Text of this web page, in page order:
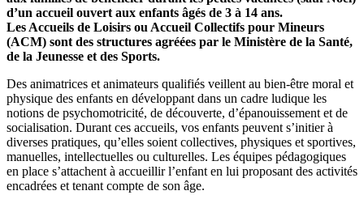
d’un accueil ouvert aux enfants âgés de 3 à 14 ans.
Les Accueils de Loisirs ou Accueil Collectifs pour Mineurs
(ACM) sont des structures agréées par le Ministère de la Santé,
de la Jeunesse et des Sports.
Des animatrices et animateurs qualifiés veillent au bien-être moral et
physique des enfants en développant dans un cadre ludique les
notions de psychomotricité, de découverte, d’épanouissement et de
socialisation. Durant ces accueils, vos enfants peuvent s’initier à
diverses pratiques, qu’elles soient collectives, physiques et sportives,
manuelles, intellectuelles ou culturelles. Les équipes pédagogiques
en place s’attachent à accueillir l’enfant en lui proposant des activités
encadrées et tenant compte de son âge.